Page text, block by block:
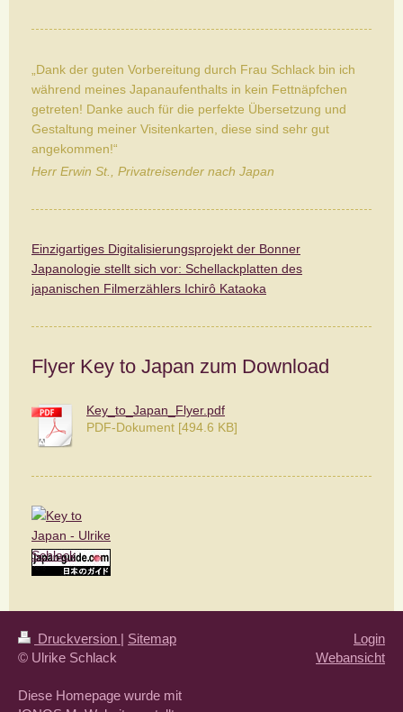
„Dank der guten Vorbereitung durch Frau Schlack bin ich
während meines Japanaufenthalts in kein Fettnäpfchen
getreten! Danke auch für die perfekte Übersetzung und
Gestaltung meiner Visitenkarten, diese sind sehr gut
angekommen!“
Herr Erwin St., Privatreisender nach Japan
Einzigartiges Digitalisierungsprojekt der Bonner
Japanologie stellt sich vor: Schellackplatten des
japanischen Filmerzählers Ichirô Kataoka
Flyer Key to Japan zum Download
Key_to_Japan_Flyer.pdf
PDF-Dokument [494.6 KB]
Druckversion | Sitemap
© Ulrike Schlack
Diese Homepage wurde mit
Login
Webansicht